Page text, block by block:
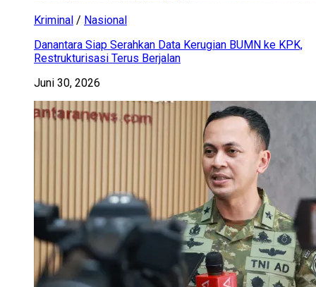
Kriminal / Nasional
Danantara Siap Serahkan Data Kerugian BUMN ke KPK,
Restrukturisasi Terus Berjalan
Juni 30, 2026